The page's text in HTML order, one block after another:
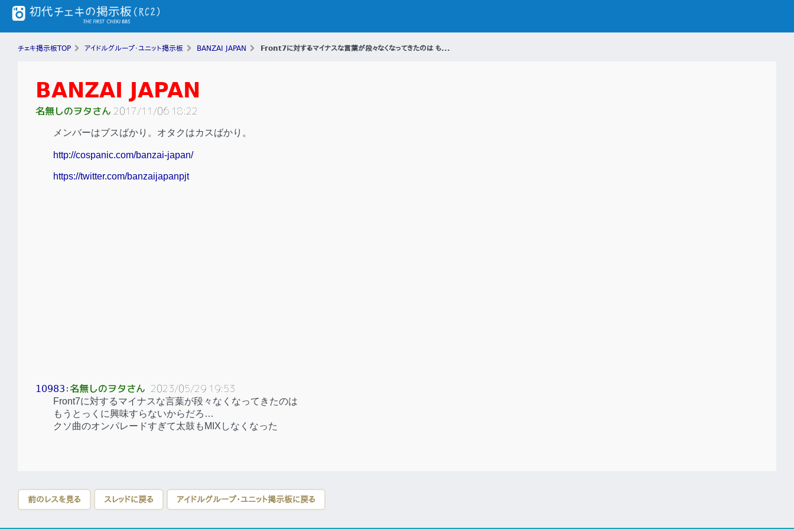
チェキ掲示板TOP アイドルグループ・ユニット掲示板 BANZAI JAPAN Front7に対するマイナスな言葉が段々なくなってきたのは も...
BANZAI JAPAN
名無しのヲタさん 2017/11/06 18:22
メンバーはブスばかり。オタクはカスばかり。
http://cospanic.com/banzai-japan/
https://twitter.com/banzaijapanpjt
10983 ：名無しのヲタさん 2023/05/29 19:53
Front7に対するマイナスな言葉が段々なくなってきたのは
もうとっくに興味すらないからだろ…
クソ曲のオンパレードすぎて太鼓もMIXしなくなった
前のレスを見る スレッドに戻る アイドルグループ・ユニット掲示板に戻る